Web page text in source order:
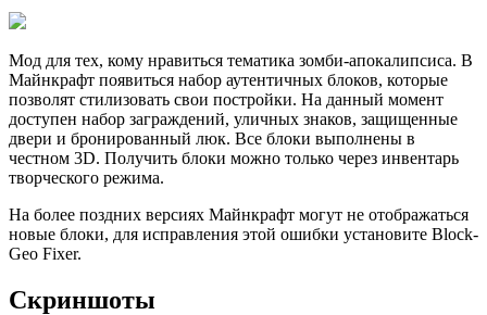
Мод для тех, кому нравиться тематика зомби-апокалипсиса. В
Майнкрафт появиться набор аутентичных блоков, которые
позволят стилизовать свои постройки. На данный момент
доступен набор заграждений, уличных знаков, защищенные
двери и бронированный люк. Все блоки выполнены в
честном 3D. Получить блоки можно только через инвентарь
творческого режима.
На более поздних версиях Майнкрафт могут не отображаться
новые блоки, для исправления этой ошибки установите Block-
Geo Fixer.
Скриншоты